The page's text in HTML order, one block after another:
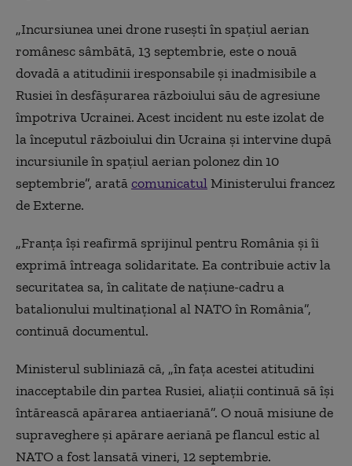
„Incursiunea unei drone rusești în spațiul aerian
românesc sâmbătă, 13 septembrie, este o nouă
dovadă a atitudinii iresponsabile și inadmisibile a
Rusiei în desfășurarea războiului său de agresiune
împotriva Ucrainei. Acest incident nu este izolat de
la începutul războiului din Ucraina și intervine după
incursiunile în spațiul aerian polonez din 10
septembrie”, aratăcomunicatulMinisterului francez
de Externe.
„Franța își reafirmă sprijinul pentru România și îi
exprimă întreaga solidaritate. Ea contribuie activ la
securitatea sa, în calitate de națiune-cadru a
batalionului multinațional al NATO în România”,
continuă documentul.
Ministerul subliniază că, „în fața acestei atitudini
inacceptabile din partea Rusiei, aliații continuă să își
întărească apărarea antiaeriană”. O nouă misiune de
supraveghere și apărare aeriană pe flancul estic al
NATO a fost lansată vineri, 12 septembrie.